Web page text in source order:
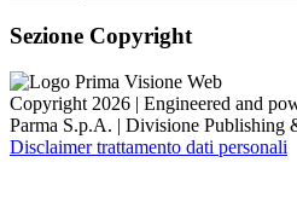
Sezione Copyright
Copyright 2026 | Engineered and
Parma S.p.A. | Divisione Publishing
Disclaimer trattamento dati personali